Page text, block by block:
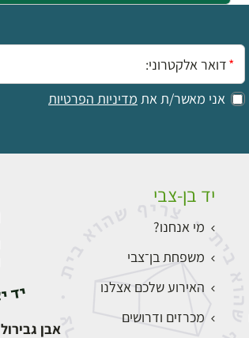
אימייל:
אני מאשר/ת את מדיניות הפרטיות
יד בן-צבי
מי אנחנו?
משפחת בן־צבי
האירוע שלכם אצלנו
מכרזים ודרושים
אבן גבירול 14, רחביה, ירושלים